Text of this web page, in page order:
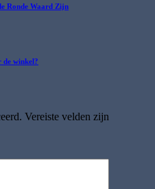
Ronde Waard Zijn
winkel?
Vereiste velden zijn